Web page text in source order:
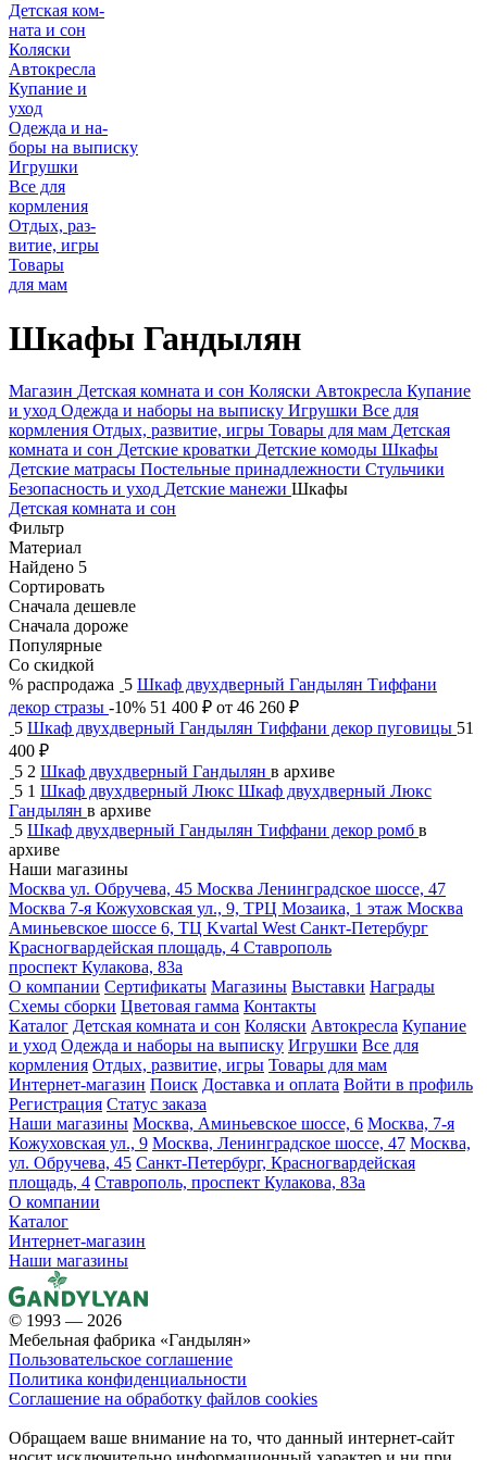
Детская ком-
ната и сон
Коляски
Автокресла
Купание и
уход
Одежда и на-
боры на выписку
Игрушки
Все для
кормления
Отдых, раз-
витие, игры
Товары
для мам
Шкафы Гандылян
Магазин Детская комната и сон Коляски Автокресла Купание
и уход Одежда и наборы на выписку Игрушки Все для
кормления Отдых, развитие, игры Товары для мам Детская
комната и сон Детские кроватки Детские комоды Шкафы
Детские матрасы Постельные принадлежности Стульчики
Безопасность и уход Детские манежи Шкафы
Детская комната и сон
Фильтр
Материал
Найдено 5
Сортировать
Сначала дешевле
Сначала дороже
Популярные
Со скидкой
% распродажа
5 Шкаф двухдверный Гандылян Тиффани
декор стразы -10% 51 400 ₽ от 46 260 ₽
5 Шкаф двухдверный Гандылян Тиффани декор пуговицы 51
400 ₽
5 2 Шкаф двухдверный Гандылян в архиве
5 1 Шкаф двухдверный Люкс Шкаф двухдверный Люкс
Гандылян в архиве
5 Шкаф двухдверный Гандылян Тиффани декор ромб в
архиве
Наши магазины
Москва ул. Обручева, 45 Москва Ленинградское шоссе, 47
Москва 7-я Кожуховская ул., 9, ТРЦ Мозаика, 1 этаж Москва
Аминьевское шоссе 6, ТЦ Kvartal West Санкт-Петербург
Красногвардейская площадь, 4 Ставрополь
проспект Кулакова, 83а
О компании Сертификаты Магазины Выставки Награды
Схемы сборки Цветовая гамма Контакты
Каталог Детская комната и сон Коляски Автокресла Купание
и уход Одежда и наборы на выписку Игрушки Все для
кормления Отдых, развитие, игры Товары для мам
Интернет-магазин Поиск Доставка и оплата Войти в профиль
Регистрация Статус заказа
Наши магазины Москва, Аминьевское шоссе, 6 Москва, 7-я
Кожуховская ул., 9 Москва, Ленинградское шоссе, 47 Москва,
ул. Обручева, 45 Санкт-Петербург, Красногвардейская
площадь, 4 Ставрополь, проспект Кулакова, 83а
О компании
Каталог
Интернет-магазин
Наши магазины
© 1993 — 2026
Мебельная фабрика «Гандылян»
Пользовательское соглашение
Политика конфиденциальности
Соглашение на обработку файлов cookies
Обращаем ваше внимание на то, что данный интернет-сайт